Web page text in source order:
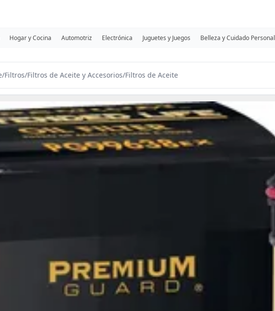
Hogar y Cocina Automotriz Electrónica Juguetes y Juegos Belleza y Cuidado Personal
/Filtros/Filtros de Aceite y Accesorios/Filtros de Aceite